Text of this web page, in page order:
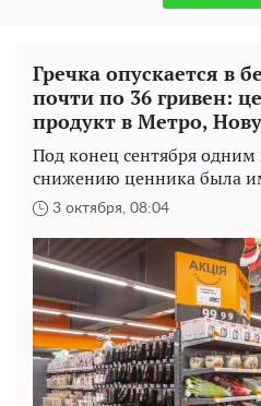
Гречка опускается в
почти по 36 гривен:
продукт в Метро,
Под конец сентября одним
снижению ценника была
3 октября, 08:04